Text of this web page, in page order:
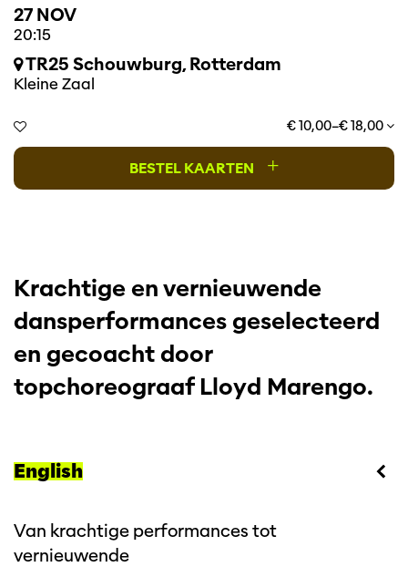
27 NOV
20:15
TR25 Schouwburg, Rotterdam
Kleine Zaal
€ 10,00–€ 18,00
BESTEL KAARTEN +
Krachtige en vernieuwende
dansperformances geselecteerd
en gecoacht door
topchoreograaf Lloyd Marengo.
English
Van krachtige performances tot
vernieuwende